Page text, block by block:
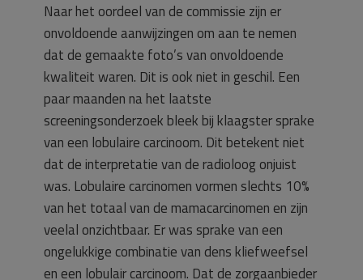
Naar het oordeel van de commissie zijn er
onvoldoende aanwijzingen om aan te nemen
dat de gemaakte foto’s van onvoldoende
kwaliteit waren. Dit is ook niet in geschil. Een
paar maanden na het laatste
screeningsonderzoek bleek bij klaagster sprake
van een lobulaire carcinoom. Dit betekent niet
dat de interpretatie van de radioloog onjuist
was. Lobulaire carcinomen vormen slechts 10%
van het totaal van de mamacarcinomen en zijn
veelal onzichtbaar. Er was sprake van een
ongelukkige combinatie van dens kliefweefsel
en een lobulair carcinoom. Dat de zorgaanbieder